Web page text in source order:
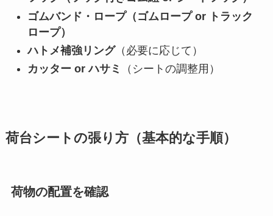
ゴムバンド・ロープ（ゴムロープ or トラック
ロープ）
ハトメ補強リング（必要に応じて）
カッター or ハサミ
（シートの調整用）
荷台シートの張り方（基本的な手順）
荷物の配置を確認